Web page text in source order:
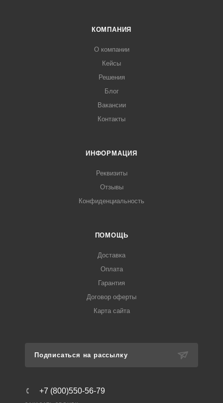
КОМПАНИЯ
О компании
Кейсы
Решения
Блог
Вакансии
Контакты
ИНФОРМАЦИЯ
Реквизиты
Отзывы
Конфиденциальность
ПОМОЩЬ
Доставка
Оплата
Гарантия
Договор оферты
Карта сайта
Подписаться на рассылку
+7 (800)550-56-79